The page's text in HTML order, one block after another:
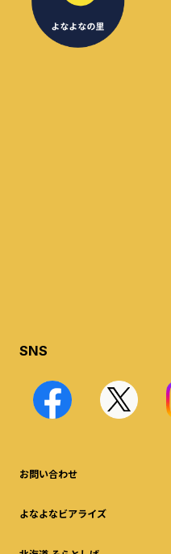
SNS
お問い合わせ
よなよなビアライズ